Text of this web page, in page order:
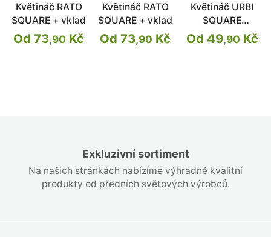
Exkluzivní sortiment
Na našich stránkách nabízíme výhradně kvalitní
produkty od předních světových výrobců.
Květináč RATO
SQUARE + vklad
Od 73,90 Kč
Květináč RATO
SQUARE + vklad
Od 73,90 Kč
Květináč URBI
SQUARE
EFFECT
Od 49,90 Kč